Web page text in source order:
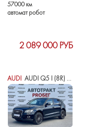
57000 км
автомат робот
2 089 000 РУБ
AUDI AUDI Q5 I (8R) РЕСТАЙЛИНГ